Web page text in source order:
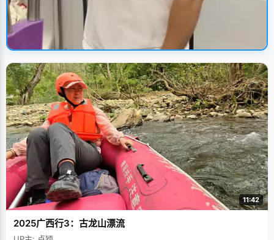
UP主: 侯海涛
人文 • 2022/9/5
11:42
2025广西行3：古龙山漂流